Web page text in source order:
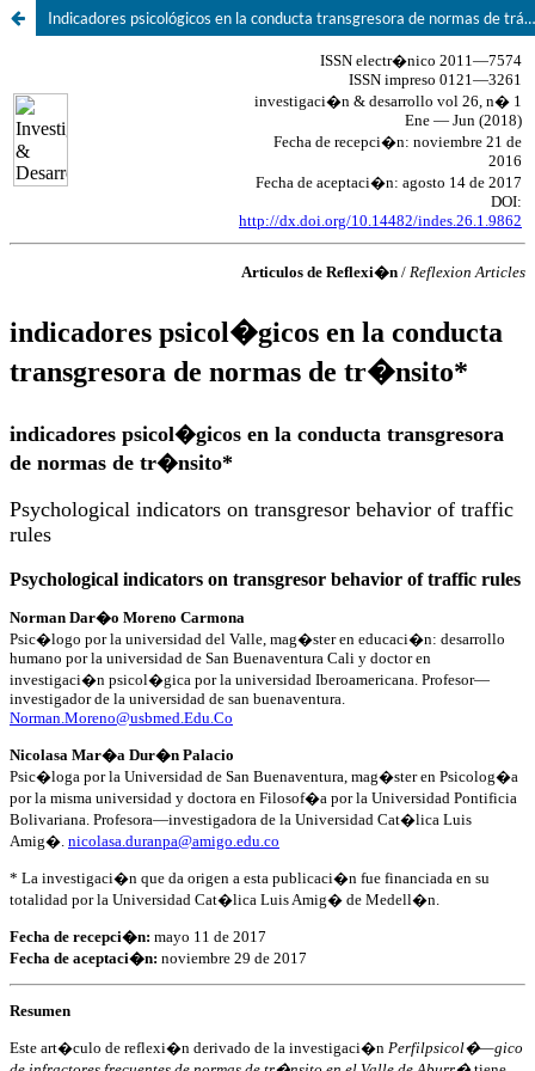
Indicadores psicológicos en la conducta transgresora de normas de tránsito